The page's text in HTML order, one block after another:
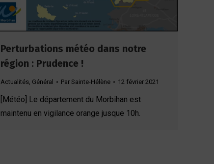
Perturbations météo dans notre
région : Prudence !
Actualités, Général Par Sainte-Hélène 12 février 2021
[Météo] Le département du Morbihan est
maintenu en vigilance orange jusque 10h.